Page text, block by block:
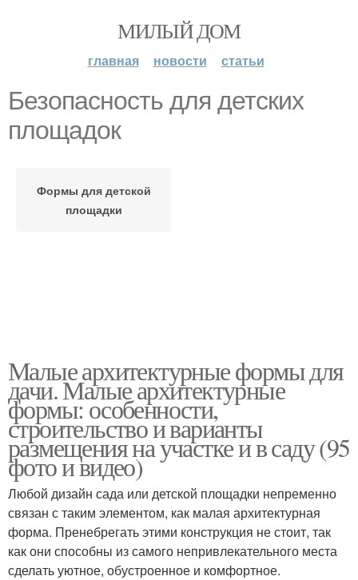
МИЛЫЙ ДОМ
главная новости статьи
Безопасность для детских
площадок
Формы для детской
площадки
Малые архитектурные формы для
дачи. Малые архитектурные
формы: особенности,
строительство и варианты
размещения на участке и в саду (95
фото и видео)
Любой дизайн сада или детской площадки непременно
связан с таким элементом, как малая архитектурная
форма. Пренебрегать этими конструкция не стоит, так
как они способны из самого непривлекательного места
сделать уютное, обустроенное и комфортное.